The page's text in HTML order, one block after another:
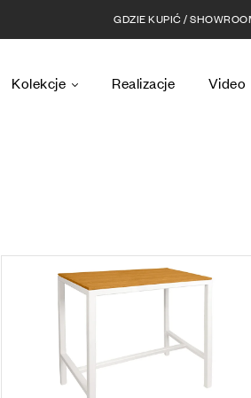
GDZIE KUPIĆ /
Kolekcje Realizacje Video